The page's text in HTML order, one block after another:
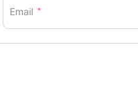
Email *